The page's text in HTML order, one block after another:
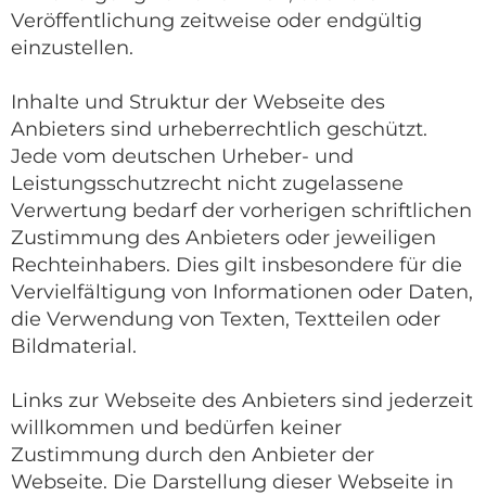
Veröffentlichung zeitweise oder endgültig
einzustellen.
Inhalte und Struktur der Webseite des
Anbieters sind urheberrechtlich geschützt.
Jede vom deutschen Urheber- und
Leistungsschutzrecht nicht zugelassene
Verwertung bedarf der vorherigen schriftlichen
Zustimmung des Anbieters oder jeweiligen
Rechteinhabers. Dies gilt insbesondere für die
Vervielfältigung von Informationen oder Daten,
die Verwendung von Texten, Textteilen oder
Bildmaterial.
Links zur Webseite des Anbieters sind jederzeit
willkommen und bedürfen keiner
Zustimmung durch den Anbieter der
Webseite. Die Darstellung dieser Webseite in